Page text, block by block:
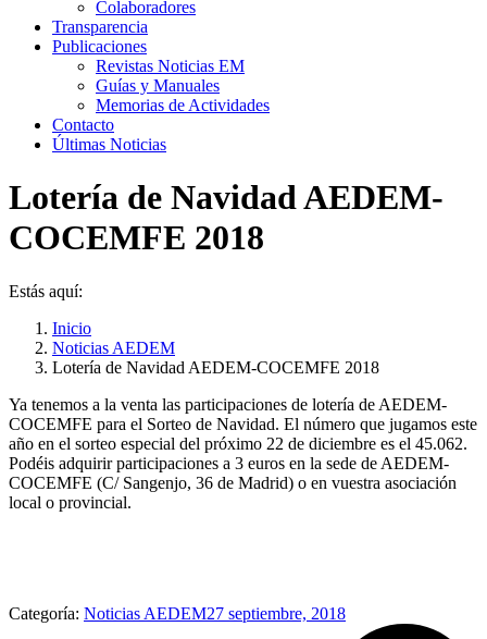
Colaboradores
Transparencia
Publicaciones
Revistas Noticias EM
Guías y Manuales
Memorias de Actividades
Contacto
Últimas Noticias
Lotería de Navidad AEDEM-
COCEMFE 2018
Estás aquí:
Inicio
Noticias AEDEM
Lotería de Navidad AEDEM-COCEMFE 2018
Ya tenemos a la venta las participaciones de lotería de AEDEM-
COCEMFE para el Sorteo de Navidad. El número que jugamos este
año en el sorteo especial del próximo 22 de diciembre es el 45.062.
Podéis adquirir participaciones a 3 euros en la sede de AEDEM-
COCEMFE (C/ Sangenjo, 36 de Madrid) o en vuestra asociación
local o provincial.
Categoría: Noticias AEDEM27 septiembre, 2018